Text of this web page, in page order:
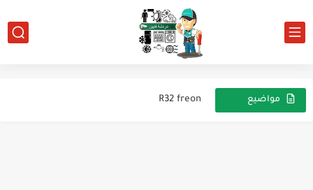
مواضيع
main advantages of R-32
R32 freon